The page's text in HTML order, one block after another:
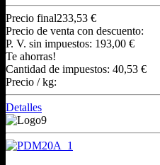
Precio final233,53 €
Precio de venta con descuento:
P. V. sin impuestos: 193,00 €
Te ahorras!
Cantidad de impuestos: 40,53 €
Precio / kg:
Detalles